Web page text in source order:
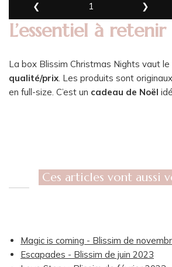
❮
1 ❯
L’essentiel à retenir
La box Blissim Christmas Nights vaut
qualité/prix. Les produits sont
en full-size. C’est un cadeau de Noël
Ces articles vont aussi
Magic is coming - Blissim de
Escapades - Blissim de juin 2023